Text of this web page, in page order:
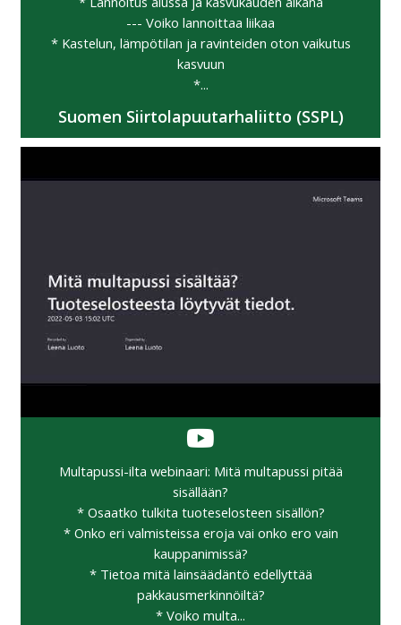
--- Voiko lannoittaa liikaa
* Kastelun, lämpötilan ja ravinteiden oton vaikutus
kasvuun
*...
Suomen Siirtolapuutarhaliitto (SSPL)
Multapussi-ilta webinaari: Mitä multapussi pitää
sisällään?
* Osaatko tulkita tuoteselosteen sisällön?
* Onko eri valmisteissa eroja vai onko ero vain
kauppanimissä?
* Tietoa mitä lainsäädäntö edellyttää
pakkausmerkinnöiltä?
* Voiko multa...